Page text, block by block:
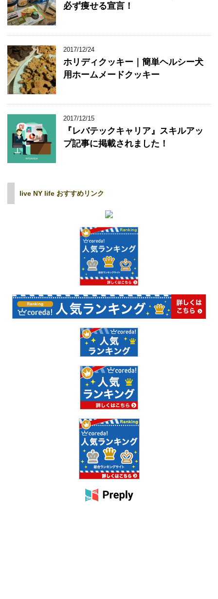
必ず痩せる宣言！
2017/12/24
ホリディクッキー｜簡単ヘルシー犬
用ホームメードクッキー
2017/12/15
『レバテックキャリア』スキルアッ
プ記事に掲載されました！
live NY life おすすめリンク